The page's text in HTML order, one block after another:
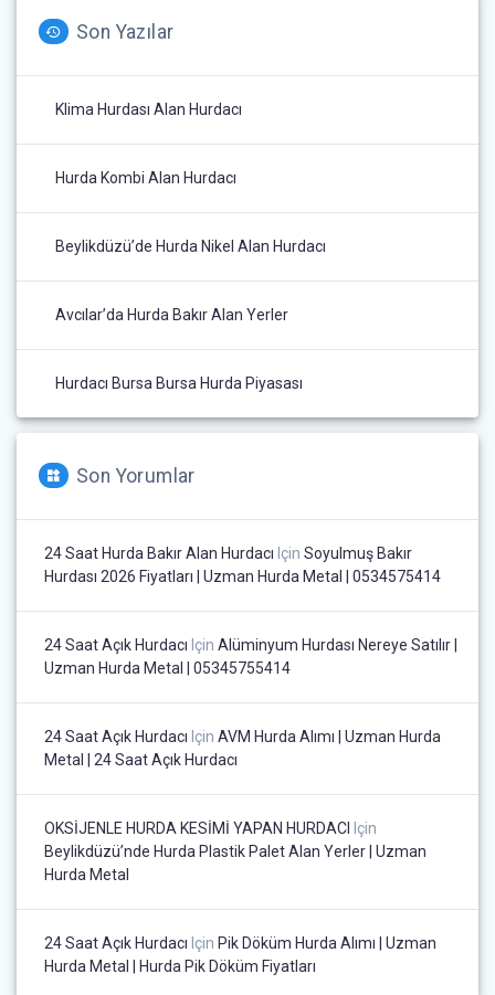
Son Yazılar
Klima Hurdası Alan Hurdacı
Hurda Kombi Alan Hurdacı
Beylikdüzü’de Hurda Nikel Alan Hurdacı
Avcılar’da Hurda Bakır Alan Yerler
Hurdacı Bursa Bursa Hurda Piyasası
Son Yorumlar
24 Saat Hurda Bakır Alan Hurdacı Için Soyulmuş Bakır
Hurdası 2026 Fiyatları | Uzman Hurda Metal | 0534575414
24 Saat Açık Hurdacı Için Alüminyum Hurdası Nereye Satılır |
Uzman Hurda Metal | 05345755414
24 Saat Açık Hurdacı Için AVM Hurda Alımı | Uzman Hurda
Metal | 24 Saat Açık Hurdacı
OKSİJENLE HURDA KESİMİ YAPAN HURDACI Için
Beylikdüzü’nde Hurda Plastik Palet Alan Yerler | Uzman
Hurda Metal
24 Saat Açık Hurdacı Için Pik Döküm Hurda Alımı | Uzman
Hurda Metal | Hurda Pik Döküm Fiyatları